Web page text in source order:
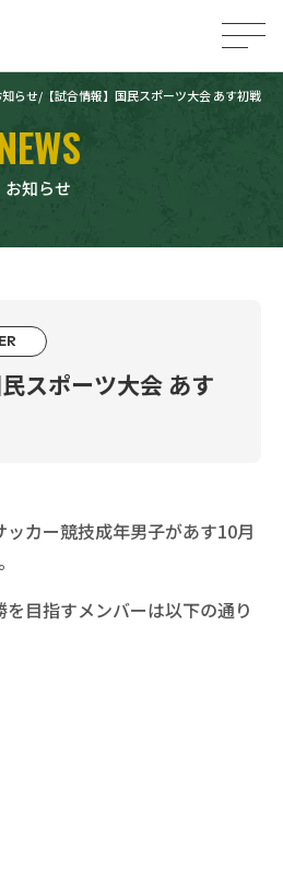
らせ 【試合情報】国民スポーツ大会 あす初戦
お知らせ
民スポーツ大会 あす
カー競技成年男子があす10月
目指すメンバーは以下の通り